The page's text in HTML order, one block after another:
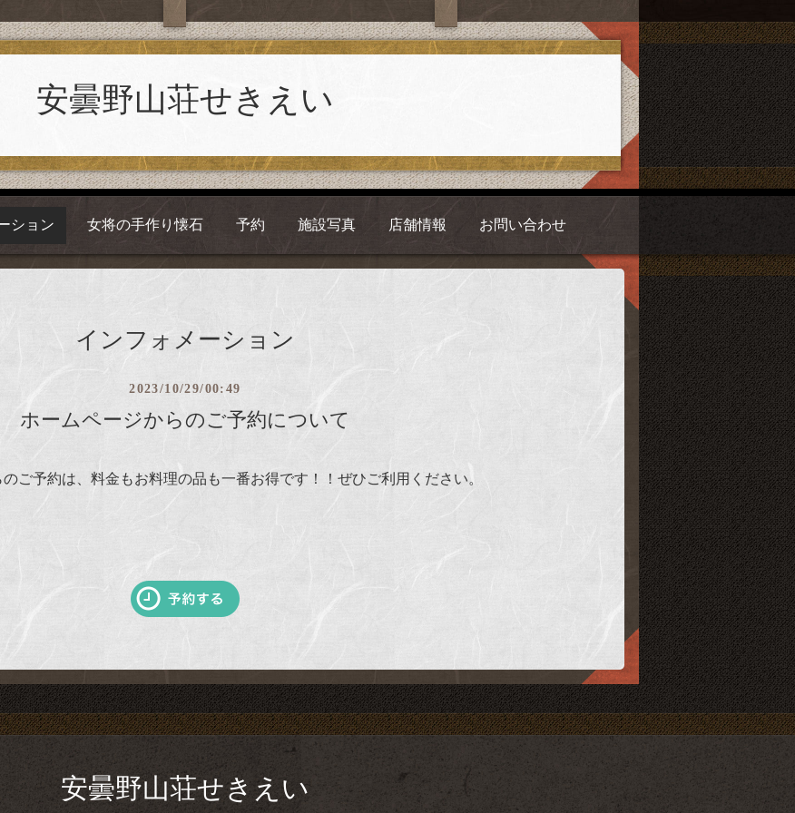
安曇野山荘せきえい
ション 女将の手作り懐石 予約 施設写真 店舗情報 お問い合わせ
インフォメーション
2023/10/29/00:49
ホームページからのご予約について
ご予約は、料金もお料理の品も一番お得です！！ぜひご利用ください。
安曇野山荘せきえい